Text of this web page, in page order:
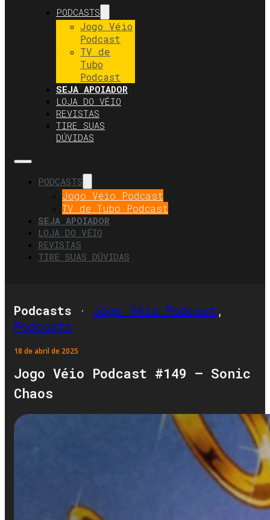
PODCASTS
Jogo Véio
Podcast
TV de
Tubo
Podcast
SEJA APOIADOR
LOJA DO VÉIO
REVISTAS
TIRE SUAS
DÚVIDAS
PODCASTS
Jogo Véio Podcast
TV de Tubo Podcast
SEJA APOIADOR
LOJA DO VÉIO
REVISTAS
TIRE SUAS DÚVIDAS
Podcasts · Jogo Véio Podcast,
Podcasts
18 de abril de 2025
Jogo Véio Podcast #149 – Sonic
Chaos